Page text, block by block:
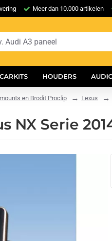
Meer dan 10.000 artikelen
CARKITS HOUDERS
en Brodit Proclip Lexus
NX Serie